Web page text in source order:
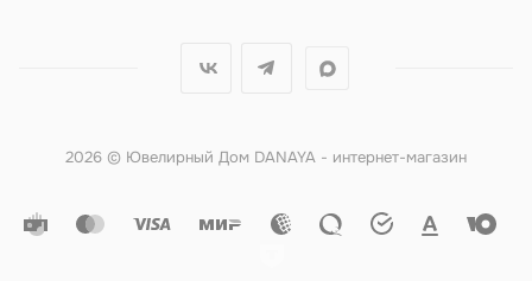
2026 © Ювелирный Дом DANAYA - интернет-магазин